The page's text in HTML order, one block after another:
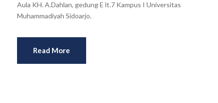
Aula KH. A.Dahlan, gedung E lt.7 Kampus I Universitas
Muhammadiyah Sidoarjo.
Read More